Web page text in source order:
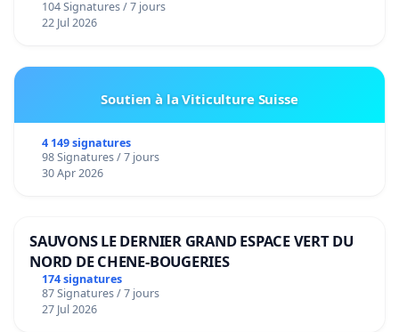
104 Signatures / 7 jours
22 Jul 2026
Soutien à la Viticulture Suisse
4 149 signatures
98 Signatures / 7 jours
30 Apr 2026
SAUVONS LE DERNIER GRAND ESPACE VERT DU
NORD DE CHENE-BOUGERIES
174 signatures
87 Signatures / 7 jours
27 Jul 2026